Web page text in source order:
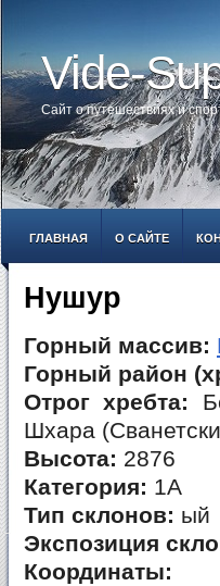
Vide-
Сайт о путешествиях и
ГЛАВНАЯ О САЙТЕ
Нушур
Горный массив:
Горный район
Отрог хребта:
Шхара
Высота: 2876
Категория: 1А
Тип склонов: ый
Экспозиция
Координаты: